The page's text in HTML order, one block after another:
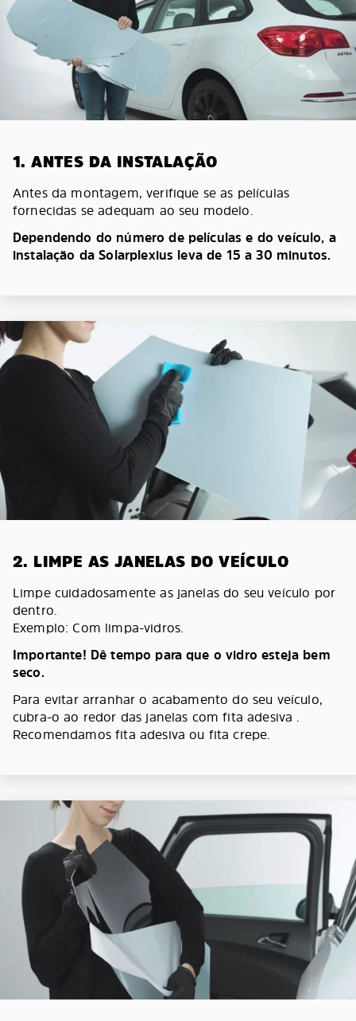
1. ANTES DA INSTALAÇÃO
Antes da montagem, verifique se as películas
fornecidas se adequam ao seu modelo.
Dependendo do número de películas e do veículo, a
instalação da Solarplexius leva de 15 a 30 minutos.
2. LIMPE AS JANELAS DO VEÍCULO
Limpe cuidadosamente as janelas do seu veículo por
dentro.
Exemplo: Com limpa-vidros.
Importante! Dê tempo para que o vidro esteja bem
seco.
Para evitar arranhar o acabamento do seu veículo,
cubra-o ao redor das janelas com fita adesiva .
Recomendamos fita adesiva ou fita crepe.